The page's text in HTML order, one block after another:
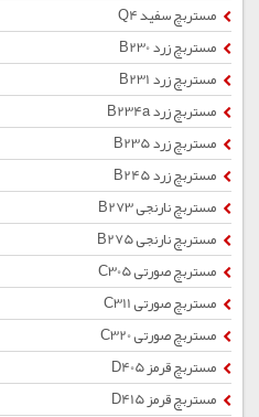
مستربچ سفید Q4
مستربچ زرد B230
مستربچ زرد B231
مستربچ زرد B234a
مستربچ زرد B235
مستربچ زرد B245
مستربچ نارنجی B273
مستربچ نارنجی B275
مستربچ صورتی C305
مستربچ صورتی C311
مستربچ صورتی C320
مستربچ قرمز D405
مستربچ قرمز D415